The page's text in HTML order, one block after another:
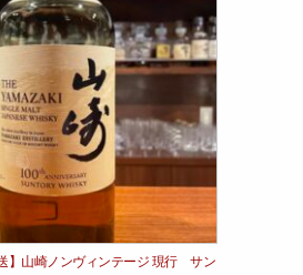
】山崎ノンヴィンテージ 現行 サン